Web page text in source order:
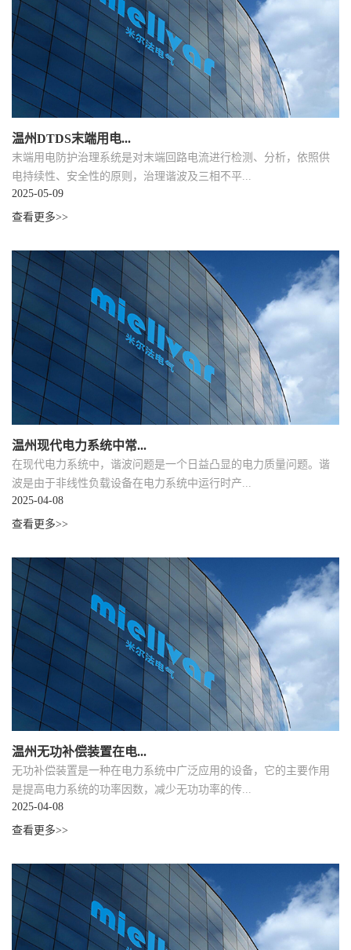
温州DTDS末端用电...
末端用电防护治理系统是对末端回路电流进行检测、分析，依照供
电持续性、安全性的原则，治理谐波及三相不平...
2025-05-09
查看更多>>
温州现代电力系统中常...
在现代电力系统中，谐波问题是一个日益凸显的电力质量问题。谐
波是由于非线性负载设备在电力系统中运行时产...
2025-04-08
查看更多>>
温州无功补偿装置在电...
无功补偿装置是一种在电力系统中广泛应用的设备，它的主要作用
是提高电力系统的功率因数，减少无功功率的传...
2025-04-08
查看更多>>